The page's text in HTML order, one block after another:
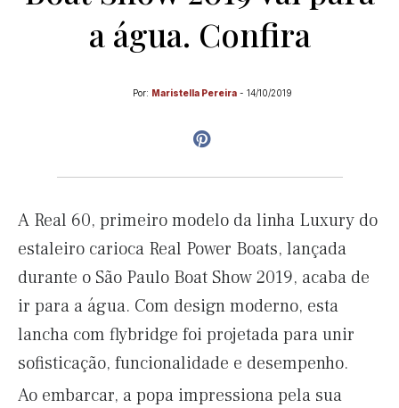
a água. Confira
Por: Maristella Pereira - 14/10/2019
A Real 60, primeiro modelo da linha Luxury do
estaleiro carioca Real Power Boats, lançada
durante o São Paulo Boat Show 2019, acaba de
ir para a água. Com design moderno, esta
lancha com flybridge foi projetada para unir
sofisticação, funcionalidade e desempenho.
Ao embarcar, a popa impressiona pela sua